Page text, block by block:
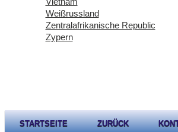
Weißrussland
Zentralafrikanische Republic
Zypern
STARTSEITE ZURÜCK